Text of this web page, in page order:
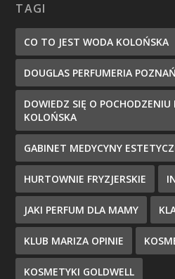
TAGI
CO TO JEST WODA KOLOŃSKA
DOUGLAS PERFUMERIA POZNAŃ
DOWIEDZ SIĘ O
KOLOŃSKA
GABINET MEDYCYNY
HURTOWNIE FRYZJERSKIE
JAKI PERFUM DLA MAMY
KLUB MARIZA OPINIE
KOSMETYKI GOLDWELL